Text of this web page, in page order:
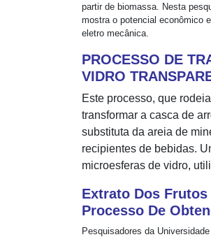
partir de biomassa. Nesta
mostra o potencial econômico
eletro mecânica.
PROCESSO DE
VIDRO
Este processo, que
transformar a casca de
substituta da areia de
recipientes de bebidas.
microesferas de vidro,
Extrato Dos
Processo De
Pesquisadores da